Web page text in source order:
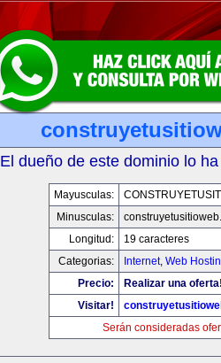
El dueño de este dominio lo
Mayusculas:
Minusculas:
Longitud:
19 caracteres
Categorias:
Internet, Web
Precio:
Realizar una
Visitar!
Serán consideradas